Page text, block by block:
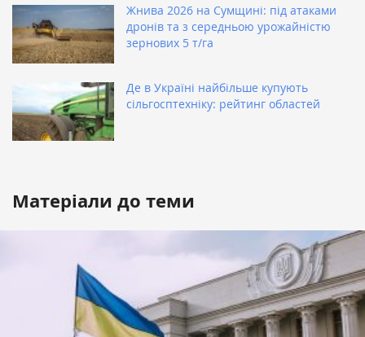
Жнива 2026 на Сумщині: під атаками
дронів та з середньою урожайністю
зернових 5 т/га
Де в Україні найбільше купують
сільгосптехніку: рейтинг областей
Матеріали до теми